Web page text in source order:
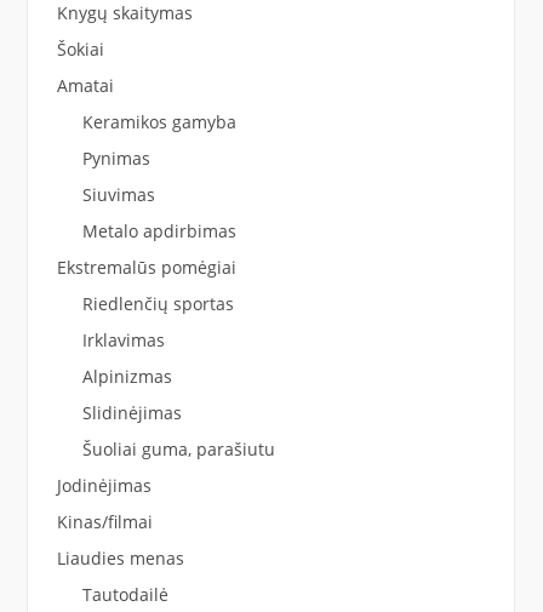
Knygų skaitymas
Šokiai
Amatai
Keramikos gamyba
Pynimas
Siuvimas
Metalo apdirbimas
Ekstremalūs pomėgiai
Riedlenčių sportas
Irklavimas
Alpinizmas
Slidinėjimas
Šuoliai guma, parašiutu
Jodinėjimas
Kinas/filmai
Liaudies menas
Tautodailė